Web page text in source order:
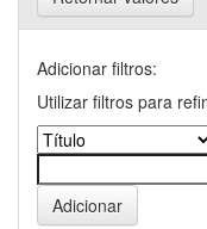
Adicionar filtros:
Utilizar filtros para